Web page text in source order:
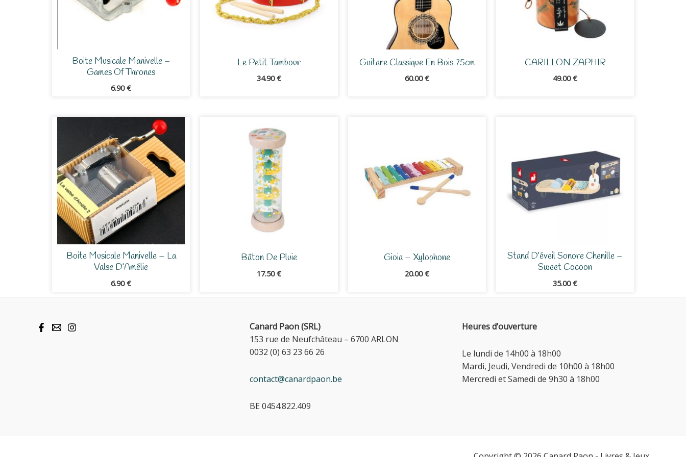
Boite Musicale Manivelle –
Games Of Thrones
6.90€
Le Petit Tambour
34.90€
Guitare Classique En Bois 75cm
60.00€
CARILLON ZAPHIR
49.00€
Boite Musicale Manivelle – La
Valse D’Amélie
6.90€
Bâton De Pluie
17.50€
Gioia – Xylophone
20.00€
Stand D’éveil Sonore Chenille –
Sweet Cocoon
35.00€
Canard Paon (SRL)
153 rue de Neufchâteau – 6700 ARLON
0032 (0) 63 23 66 26
contact@canardpaon.be
BE 0454.822.409
Heures d’ouverture
Le lundi de 14h00 à 18h00
Mardi, Jeudi, Vendredi de 10h00 à 18h00
Mercredi et Samedi de 9h30 à 18h00